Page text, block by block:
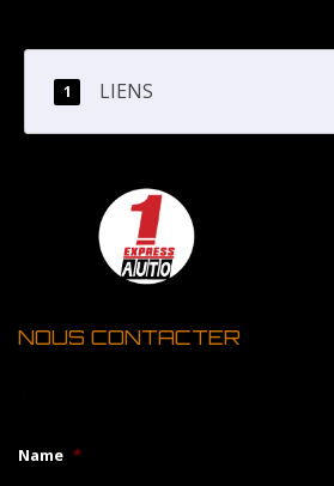
LIENS
NOUS CONTACTER
Name *